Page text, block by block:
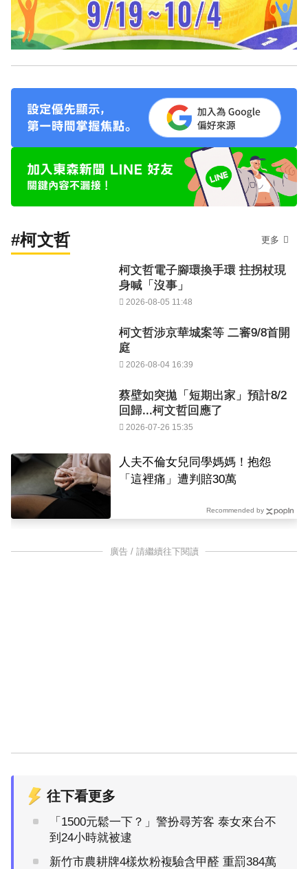
#柯文哲 更多
柯文哲電子腳環換手環 拄拐杖現
身喊「沒事」
2026-08-05 11:48
柯文哲涉京華城案等 二審9/8首開
庭
2026-08-04 16:39
蔡壁如突拋「短期出家」預計8/2
回歸...柯文哲回應了
2026-07-26 15:35
人夫不倫女兒同學媽媽！抱怨
「這裡痛」遭判賠30萬
Recommended by
廣告 / 請繼續往下閱讀
往下看更多
「1500元鬆一下？」警扮尋芳客 泰女來台不
到24小時就被逮
新竹市農耕牌4樣炊粉複驗含甲醛 重罰384萬